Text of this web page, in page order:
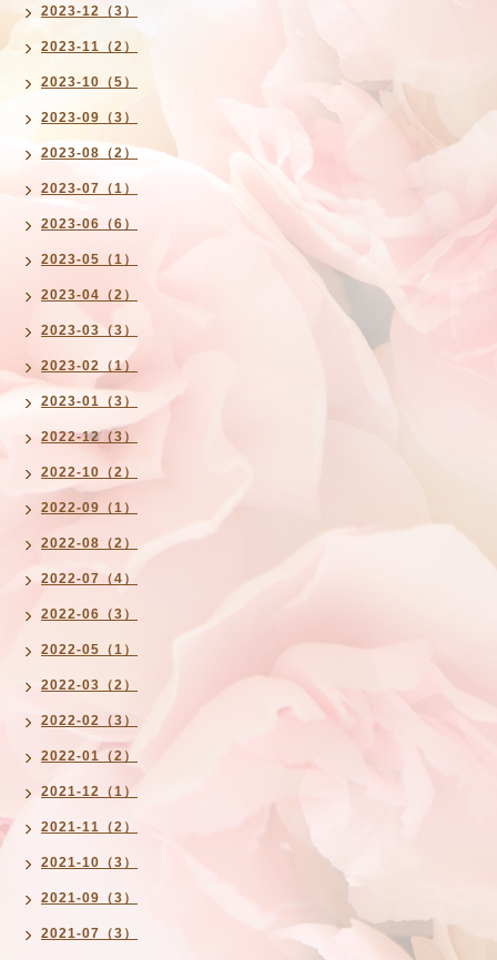
2023-12（3）
2023-11（2）
2023-10（5）
2023-09（3）
2023-08（2）
2023-07（1）
2023-06（6）
2023-05（1）
2023-04（2）
2023-03（3）
2023-02（1）
2023-01（3）
2022-12（3）
2022-10（2）
2022-09（1）
2022-08（2）
2022-07（4）
2022-06（3）
2022-05（1）
2022-03（2）
2022-02（3）
2022-01（2）
2021-12（1）
2021-11（2）
2021-10（3）
2021-09（3）
2021-07（3）